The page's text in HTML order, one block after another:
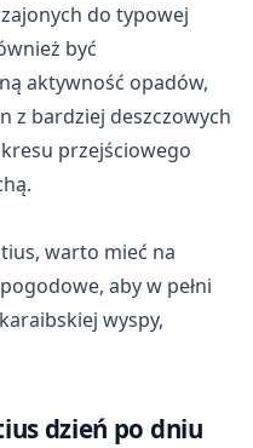
do typowej
być
aktywność opadów,
z bardziej deszczowych
przejściowego
warto mieć na
aby w pełni
wyspy,
dzień po dniu